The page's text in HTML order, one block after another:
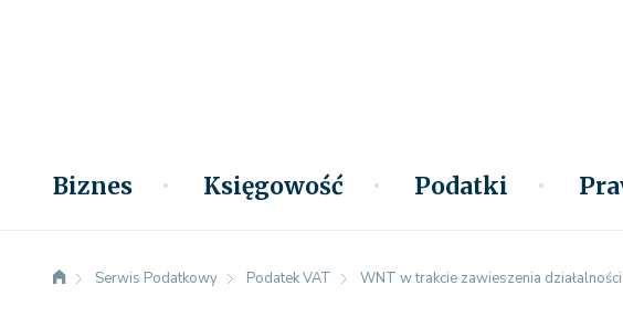
Biznes Księgowość Podatki
Serwis Podatkowy Podatek VAT WNT w trakcie zawieszenia